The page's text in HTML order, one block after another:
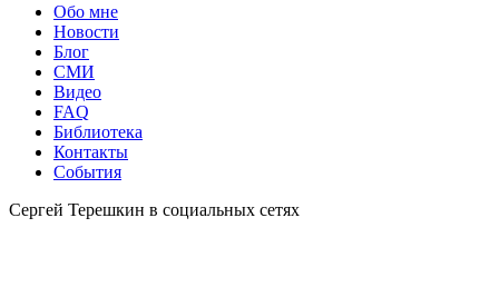
Обо мне
Новости
Блог
СМИ
Видео
FAQ
Библиотека
Контакты
События
Сергей Терешкин в социальных сетях